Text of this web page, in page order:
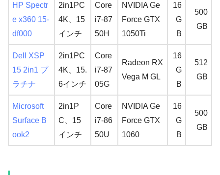
HP Spectr
e x360 15-
df000
2in1PC
4K、15
インチ
Core
i7-87
50H
NVIDIA Ge
Force GTX
1050Ti
16
G
B
500
GB
Dell XSP
15 2in1 プ
ラチナ
2in1PC
4K、15.
6インチ
Core
i7-87
05G
Radeon RX
Vega M GL
16
G
B
512
GB
Microsoft
Surface B
ook2
2in1P
C、15
インチ
Core
i7-86
50U
NVIDIA Ge
Force GTX
1060
16
G
B
500
GB